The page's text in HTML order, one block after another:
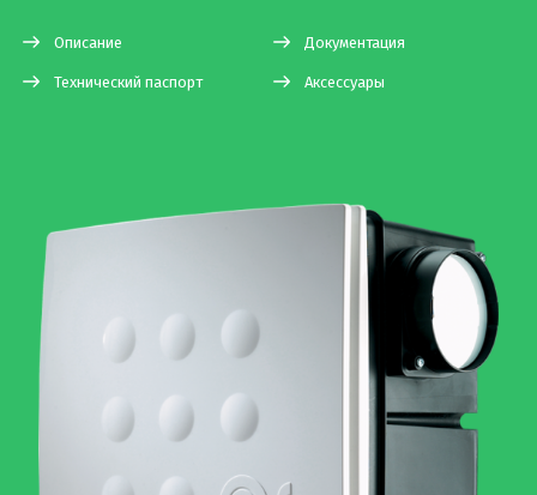
Описание Документация
Технический паспорт Аксессуары